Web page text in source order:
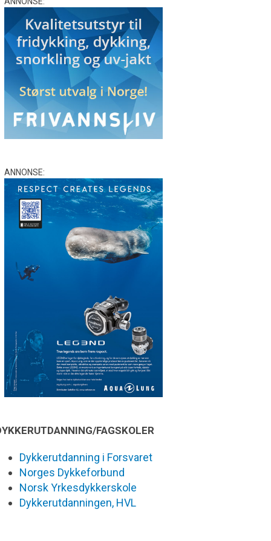
ANNONSE:
FAGSKOLER
Dykkerutdanning i Forsvaret
Norges Dykkeforbund
Norsk Yrkesdykkerskole
Dykkerutdanningen, HVL